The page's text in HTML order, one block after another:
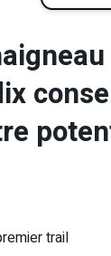
trail